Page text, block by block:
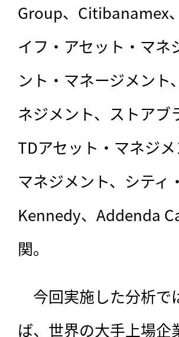
Group、Citibanamex
イフ・アセット・マ
ント・マネージメン
ネジメント、ストアブ
TDアセット・マネジ
マネジメント、シテ
Kennedy、Addenda
関。
今回実施した分析で
ば、世界の大手上場企